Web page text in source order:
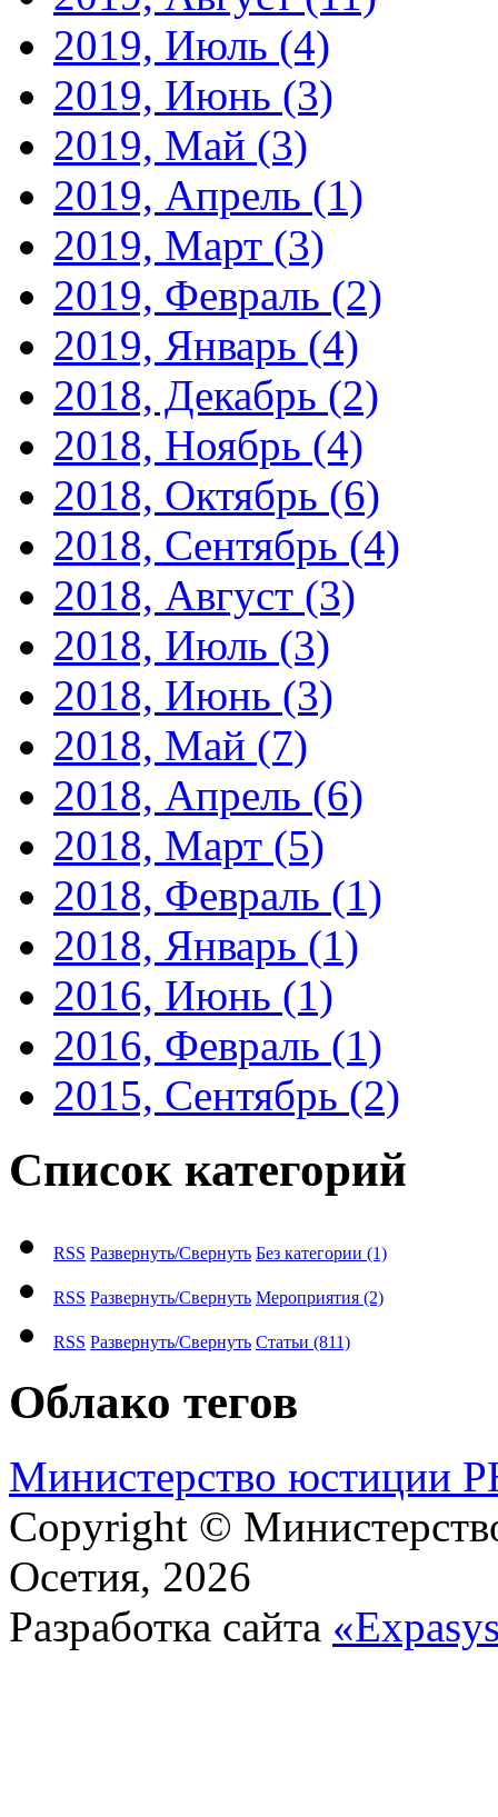
2019, Июль (4)
2019, Июнь (3)
2019, Май (3)
2019, Апрель (1)
2019, Март (3)
2019, Февраль (2)
2019, Январь (4)
2018, Декабрь (2)
2018, Ноябрь (4)
2018, Октябрь (6)
2018, Сентябрь (4)
2018, Август (3)
2018, Июль (3)
2018, Июнь (3)
2018, Май (7)
2018, Апрель (6)
2018, Март (5)
2018, Февраль (1)
2018, Январь (1)
2016, Июнь (1)
2016, Февраль (1)
2015, Сентябрь (2)
Список категорий
RSS Развернуть/Свернуть Без категории (1)
RSS Развернуть/Свернуть Мероприятия (2)
RSS Развернуть/Свернуть Статьи (811)
Облако тегов
М​и​н​и​с​т​е​р​с​т​в​о​ ​ю​с​т​и​ц​и​и​
Copyright ©
Осетия, 2026
Разработка сайта